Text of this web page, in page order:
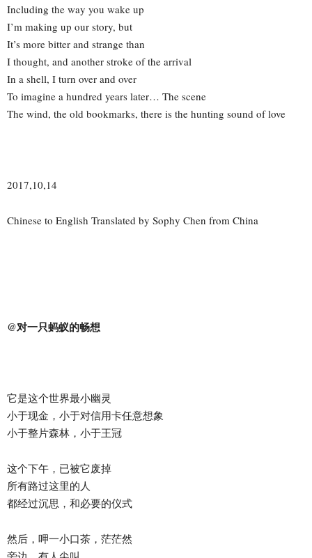
Including the way you wake up
I’m making up our story, but
It’s more bitter and strange than
I thought, and another stroke of the arrival
In a shell, I turn over and over
To imagine a hundred years later… The scene
The wind, the old bookmarks, there is the hunting sound of love
2017,10,14
Chinese to English Translated by Sophy Chen from China
@对一只蚂蚁的畅想
它是这个世界最小幽灵
小于现金，小于对信用卡任意想象
小于整片森林，小于王冠
这个下午，已被它废掉
所有路过这里的人
都经过沉思，和必要的仪式
然后，呷一小口茶，茫茫然